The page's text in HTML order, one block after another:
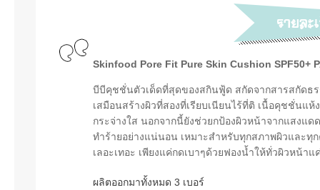
Skinfood Pore Fit Pure Skin Cushion SPF50+
บีบีคุชชั่นตัวเด็ดที่สุดของสกินฟู้ด สกัดจากสารสกัดธ
เสมือนสร้างผิวที่สองที่เรียบเนียนไร้ที่ติ เนื้อคุชชั่นแ
กระจ่างใส นอกจากนี้ยังช่วยกป้องผิวหน้าจากแสงแ
ทำร้ายอย่างแน่นอน เหมาะสำหรับทุกสภาพผิวและทุ
เลอะเทอะ เพียงแค่กดเบาๆด้วยฟองน้ำให้ทั่วผิวหน้
ผลิตออกมาทั้งหมด 3 เบอร์